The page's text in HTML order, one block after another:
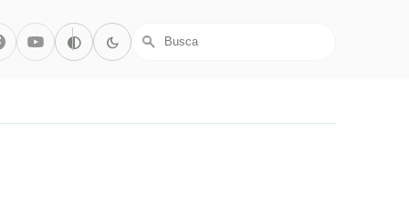
X YoutubeAlto Contraste
contrast
Modo Escuro
dark_mode search